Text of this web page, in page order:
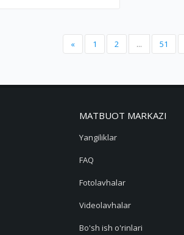
« 1 2 ... 51
MATBUOT MARKAZI
Yangiliklar
FAQ
Fotolavhalar
Videolavhalar
Bo'sh ish o'rinlari